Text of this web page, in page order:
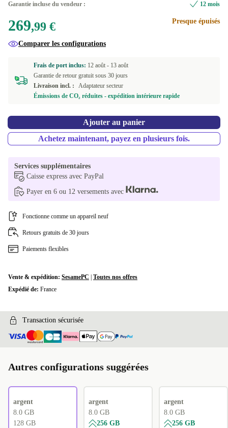
ES (espagnol) +20,01 €
NL (néerlandais)
SE (suédois)
SK (slovaque)
UK (anglais britannique) +35,00 €
PT (portugais)
US (anglais américain)
BE (belge)
CZ (tchèque)
PL (polonais)
FI (finlandais) +28,01 €
SI (slovène)
Neuve +57,93 €
Garantie incluse du vendeur : 12 mois
269,99 € Presque épuisés
Comparer les configurations
Frais de port inclus: 12 août - 13 août
Garantie de retour gratuit sous 30 jours
Livraison incl. :
Adaptateur secteur
Émissions de CO₂ réduites - expédition intérieure rapide
Ajouter au panier
Achetez maintenant, payez en plusieurs fois.
Services supplémentaires
Caisse express avec PayPal
Payer en 6 ou 12 versements avec
Fonctionne comme un appareil neuf
Retours gratuits de 30 jours
Paiements flexibles
Vente & expédition: SesamePC
Toutes nos offres
Expédié de: France
Transaction sécurisée
Autres configurations suggérées
argent
8.0 GB
128 GB
argent
8.0 GB
256 GB
argent
8.0 GB
256 GB